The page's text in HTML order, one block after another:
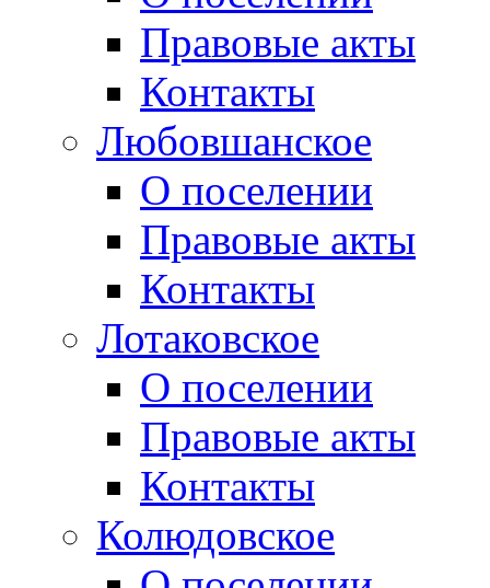
Правовые акты
Контакты
Любовшанское
О поселении
Правовые акты
Контакты
Лотаковское
О поселении
Правовые акты
Контакты
Колюдовское